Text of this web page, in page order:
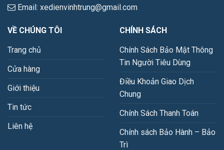
Email: xedienvinhtrung@gmail.com
VỀ CHÚNG TÔI
Trang chủ
Cửa hàng
Giới thiệu
Tin tức
Liên hệ
CHÍNH SÁCH
Chính Sách Bảo Mật Thông
Tin Người Tiêu Dùng
Điều Khoản Giao Dịch
Chung
Chính Sách Thanh Toán
Chính sách Bảo Hành – Bảo
Trì